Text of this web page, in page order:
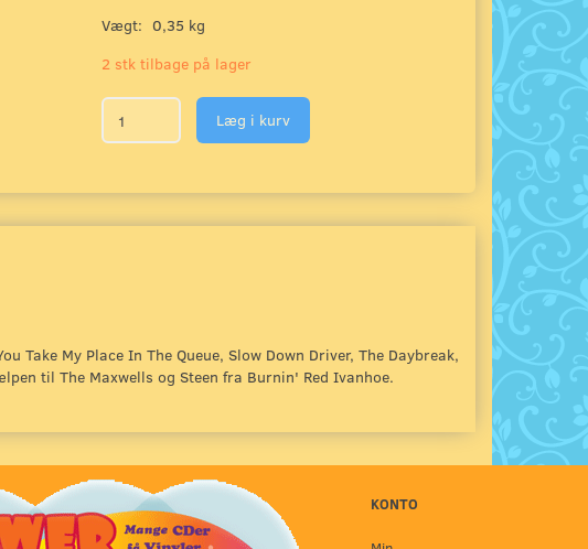
Vægt: 0,35 kg
2 stk tilbage på lager
Læg i kurv
Take My Place In The Queue, Slow Down Driver, The Daybreak,
til The Maxwells og Steen fra Burnin' Red Ivanhoe.
KONTO